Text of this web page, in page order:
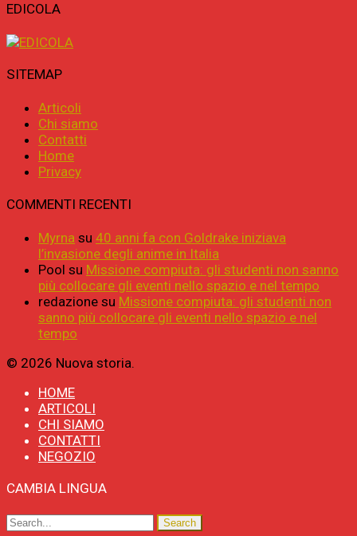
EDICOLA
SITEMAP
Articoli
Chi siamo
Contatti
Home
Privacy
COMMENTI RECENTI
Myrna su 40 anni fa con Goldrake iniziava
l’invasione degli anime in Italia
Pool su Missione compiuta: gli studenti non sanno
più collocare gli eventi nello spazio e nel tempo
redazione su Missione compiuta: gli studenti non
sanno più collocare gli eventi nello spazio e nel
tempo
© 2026 Nuova storia.
HOME
ARTICOLI
CHI SIAMO
CONTATTI
NEGOZIO
CAMBIA LINGUA